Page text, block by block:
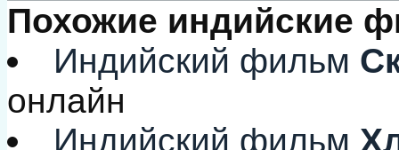
Похожие индийские
Индийский фильм
онлайн
Индийский фильм